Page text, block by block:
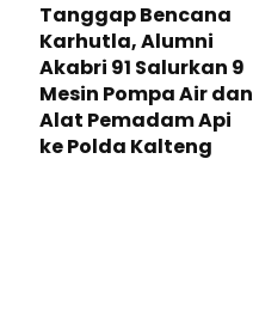
Tanggap Bencana
Karhutla, Alumni
Akabri 91 Salurkan 9
Mesin Pompa Air dan
Alat Pemadam Api
ke Polda Kalteng